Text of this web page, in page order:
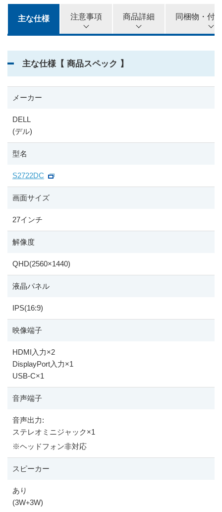
5カ月
6カ月 30,000
主な仕様 注意事項 商品詳細 同梱物・付
主な仕様【 商品スペック 】
メーカー
DELL
(デル)
型名
S2722DC
画面サイズ
27インチ
解像度
QHD(2560×1440)
液晶パネル
IPS(16:9)
映像端子
HDMI入力×2
DisplayPort入力×1
USB-C×1
音声端子
音声出力:
ステレオミニジャック×1
※ヘッドフォン非対応
スピーカー
あり
(3W+3W)